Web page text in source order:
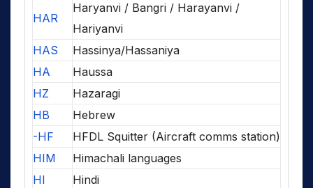
HAR
Haryanvi / Bangri / Harayanvi /
Hariyanvi
HAS
Hassinya/Hassaniya
HA
Haussa
HZ
Hazaragi
HB
Hebrew
-HF
HFDL Squitter (Aircraft comms station)
HIM
Himachali languages
HI
Hindi